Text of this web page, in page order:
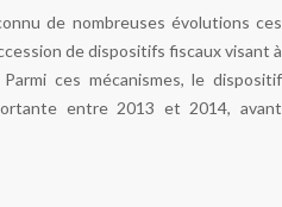
de nombreuses évolutions ces
de dispositifs fiscaux visant à
ces mécanismes, le dispositif
entre 2013 et 2014, avant